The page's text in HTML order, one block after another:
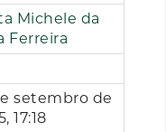
Michele da
Ferreira
setembro de
17:18